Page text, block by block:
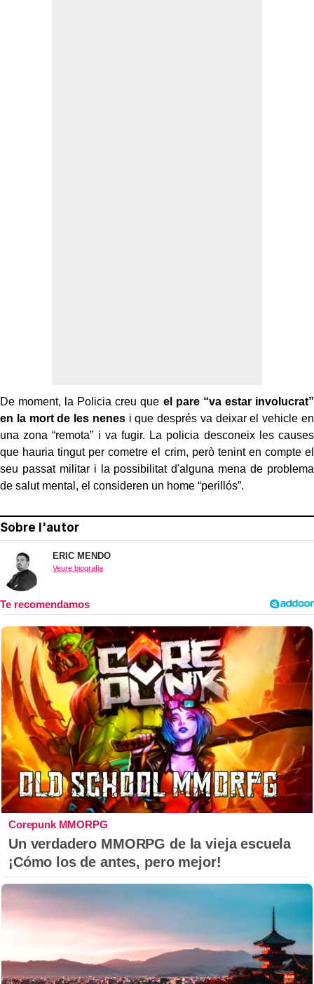
De moment, la Policia creu que el pare “va estar involucrat”
en la mort de les nenesi que després va deixar el vehicle en
una zona “remota” i va fugir. La policia desconeix les causes
que hauria tingut per cometre el crim, però tenint en compte el
seu passat militar i la possibilitat d'alguna mena de problema
de salut mental, el consideren un home “perillós”.
Sobre l'autor
ERIC MENDO
Veure biografia
Corepunk MMORPG
Un verdadero MMORPG de la vieja escuela
¡Cómo los de antes, pero mejor!